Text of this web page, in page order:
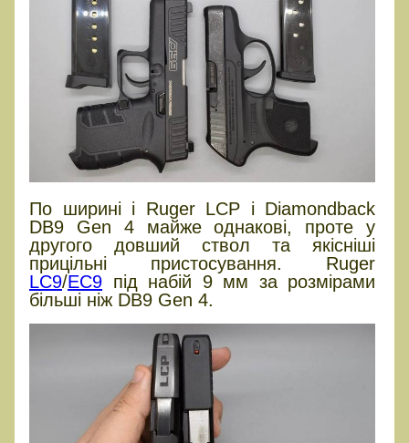
По ширині і Ruger LCP і Diamondback
DB9 Gen 4 майже однакові, проте у
другого довший ствол та якісніші
прицільні пристосування. Ruger
LC9/EC9 під набій 9 мм за розмірами
більші ніж DB9 Gen 4.